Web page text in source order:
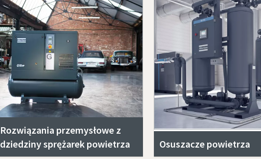
Rozwiązania przemysłowe z
dziedziny sprężarek powietrza
Osuszacze powietrza